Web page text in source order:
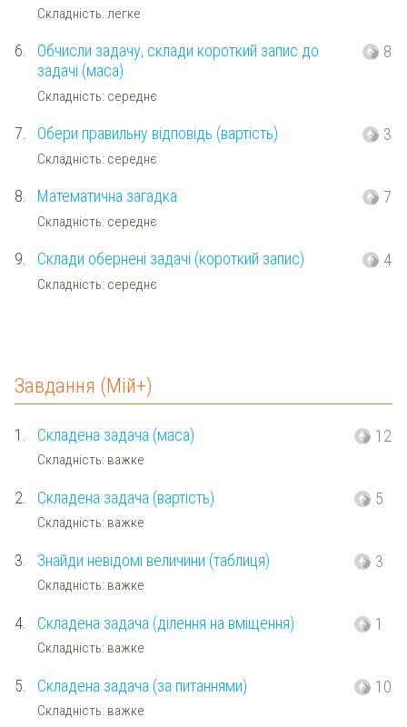
Складність: легке
6.
Обчисли задачу, склади короткий запис до
задачі (маса)
Складність: середнє
8
7. Обери правильну відповідь (вартість)
Складність: середнє
3
8. Математична загадка
Складність: середнє
7
9. Cклади обернені задачі (короткий запис)
Складність: середнє
4
Завдання (Мій+)
1. Складена задача (маса)
Складність: важке
12
2. Складена задача (вартість)
Складність: важке
5
3. Знайди невідомі величини (таблиця)
Складність: важке
3
4. Складена задача (ділення на вміщення)
Складність: важке
1
5. Складена задача (за питаннями)
Складність: важке
10